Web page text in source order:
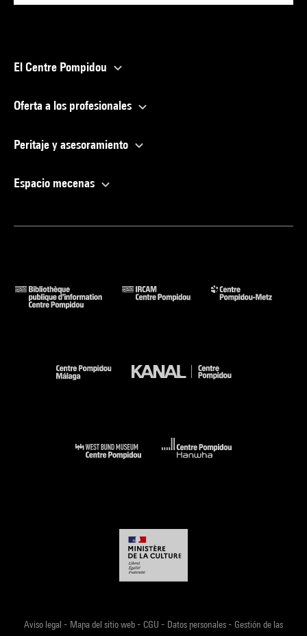
El Centre Pompidou
Oferta a los profesionales
Peritaje y asesoramiento
Espacio mecenas
Aviso legal - Mapa del sitio web- CGU - Datos personales- Gestión de las